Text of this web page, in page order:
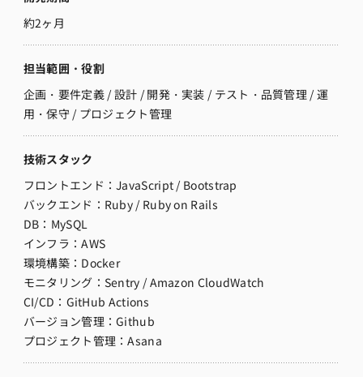
約2ヶ月
担当範囲・役割
企画・要件定義 / 設計 / 開発・実装 / テスト・品質管理 / 運
用・保守 / プロジェクト管理
技術スタック
フロントエンド：JavaScript / Bootstrap
バックエンド：Ruby / Ruby on Rails
DB：MySQL
インフラ：AWS
環境構築： Docker
モニタリング： Sentry / Amazon CloudWatch
CI/CD： GitHub Actions
バージョン管理：Github
プロジェクト管理：Asana